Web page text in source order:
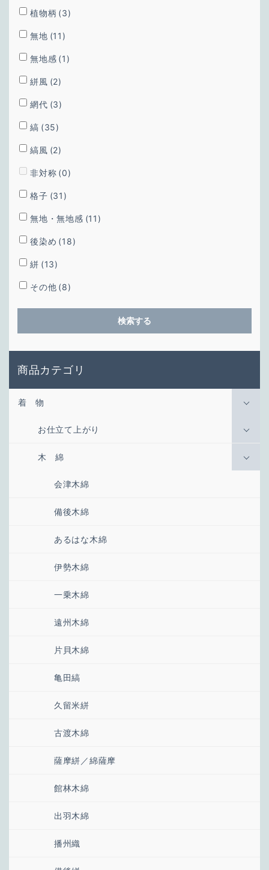
植物柄 (3)
無地 (11)
無地感 (1)
絣風 (2)
網代 (3)
縞 (35)
縞風 (2)
非対称 (0)
格子 (31)
無地・無地感 (11)
後染め (18)
絣 (13)
その他 (8)
検索する
商品カテゴリ
着 物
お仕立て上がり
木 綿
会津木綿
備後木綿
あるはな木綿
伊勢木綿
一乗木綿
遠州木綿
片貝木綿
亀田縞
久留米絣
古渡木綿
薩摩絣／綿薩摩
館林木綿
出羽木綿
播州織